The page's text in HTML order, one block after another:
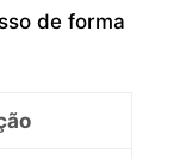
de forma